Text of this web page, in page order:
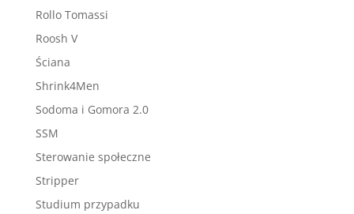
Rollo Tomassi
Roosh V
Ściana
Shrink4Men
Sodoma i Gomora 2.0
SSM
Sterowanie społeczne
Stripper
Studium przypadku